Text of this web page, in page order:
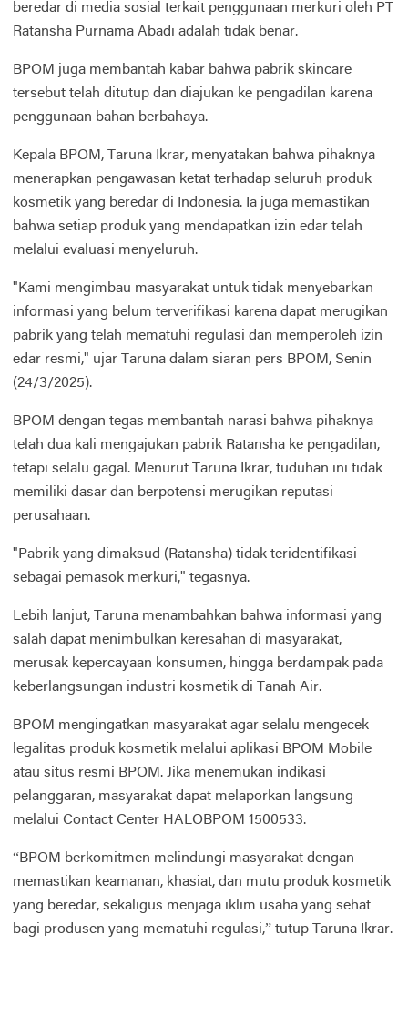
beredar di media sosial terkait penggunaan merkuri oleh PT
Ratansha Purnama Abadi adalah tidak benar.
BPOM juga membantah kabar bahwa pabrik skincare
tersebut telah ditutup dan diajukan ke pengadilan karena
penggunaan bahan berbahaya.
Kepala BPOM, Taruna Ikrar, menyatakan bahwa pihaknya
menerapkan pengawasan ketat terhadap seluruh produk
kosmetik yang beredar di Indonesia. Ia juga memastikan
bahwa setiap produk yang mendapatkan izin edar telah
melalui evaluasi menyeluruh.
"Kami mengimbau masyarakat untuk tidak menyebarkan
informasi yang belum terverifikasi karena dapat merugikan
pabrik yang telah mematuhi regulasi dan memperoleh izin
edar resmi," ujar Taruna dalam siaran pers BPOM, Senin
(24/3/2025).
BPOM dengan tegas membantah narasi bahwa pihaknya
telah dua kali mengajukan pabrik Ratansha ke pengadilan,
tetapi selalu gagal. Menurut Taruna Ikrar, tuduhan ini tidak
memiliki dasar dan berpotensi merugikan reputasi
perusahaan.
"Pabrik yang dimaksud (Ratansha) tidak teridentifikasi
sebagai pemasok merkuri," tegasnya.
Lebih lanjut, Taruna menambahkan bahwa informasi yang
salah dapat menimbulkan keresahan di masyarakat,
merusak kepercayaan konsumen, hingga berdampak pada
keberlangsungan industri kosmetik di Tanah Air.
BPOM mengingatkan masyarakat agar selalu mengecek
legalitas produk kosmetik melalui aplikasi BPOM Mobile
atau situs resmi BPOM. Jika menemukan indikasi
pelanggaran, masyarakat dapat melaporkan langsung
melalui Contact Center HALOBPOM 1500533.
“BPOM berkomitmen melindungi masyarakat dengan
memastikan keamanan, khasiat, dan mutu produk kosmetik
yang beredar, sekaligus menjaga iklim usaha yang sehat
bagi produsen yang mematuhi regulasi,” tutup Taruna Ikrar.